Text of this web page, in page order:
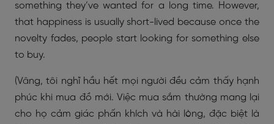
something they’ve wanted for a long time. However,
that happiness is usually short-lived because once the
novelty fades, people start looking for something else
to buy.
(Vâng, tôi nghĩ hầu hết mọi người đều cảm thấy hạnh
phúc khi mua đồ mới. Việc mua sắm thường mang lại
cho họ cảm giác phấn khích và hài lòng, đặc biệt là